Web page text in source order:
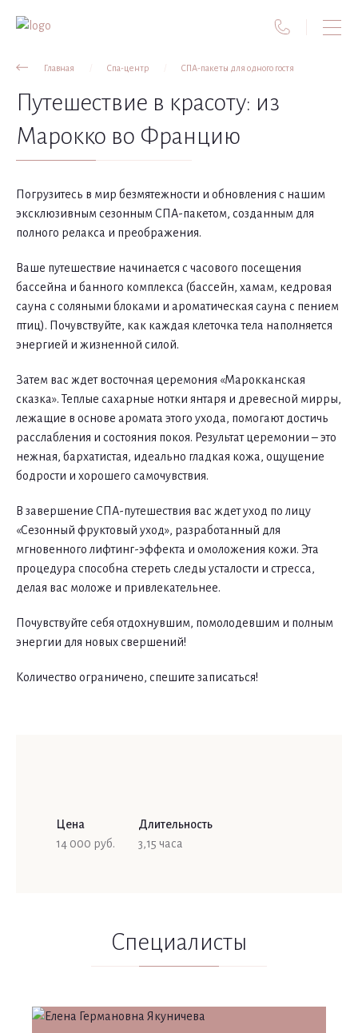
Главная Спа-центр СПА-пакеты для одного гостя
Путешествие в красоту: из
Марокко во Францию
Погрузитесь в мир безмятежности и обновления с нашим
эксклюзивным сезонным СПА-пакетом, созданным для
полного релакса и преображения.
Ваше путешествие начинается с часового посещения
бассейна и банного комплекса (бассейн, хамам, кедровая
сауна с соляными блоками и ароматическая сауна с пением
птиц). Почувствуйте, как каждая клеточка тела наполняется
энергией и жизненной силой.
Затем вас ждет восточная церемония «Марокканская
сказка». Теплые сахарные нотки янтаря и древесной мирры,
лежащие в основе аромата этого ухода, помогают достичь
расслабления и состояния покоя. Результат церемонии – это
нежная, бархатистая, идеально гладкая кожа, ощущение
бодрости и хорошего самочувствия.
В завершение СПА-путешествия вас ждет уход по лицу
«Сезонный фруктовый уход», разработанный для
мгновенного лифтинг-эффекта и омоложения кожи. Эта
процедура способна стереть следы усталости и стресса,
делая вас моложе и привлекательнее.
Почувствуйте себя отдохнувшим, помолодевшим и полным
энергии для новых свершений!
Количество ограничено, спешите записаться!
Цена
14 000 руб.
Длительность
3,15 часа
Специалисты